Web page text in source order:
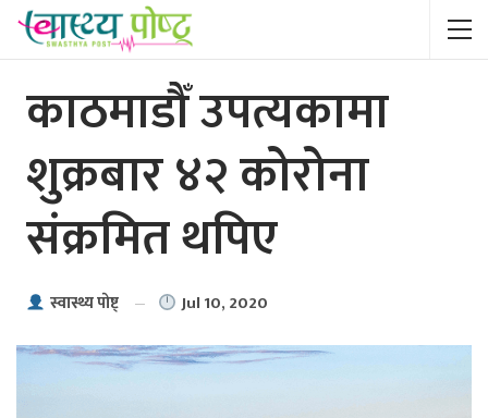
काठमाडौँ उपत्यकामा
शुक्रबार ४२ कोरोना
संक्रमित थपिए
स्वास्थ्य पाेष्ट् Jul 10, 2020